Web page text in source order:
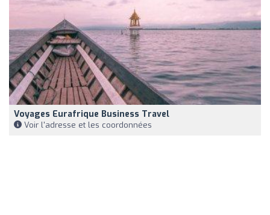
Voyages Eurafrique Business Travel
Voir l'adresse et les coordonnées